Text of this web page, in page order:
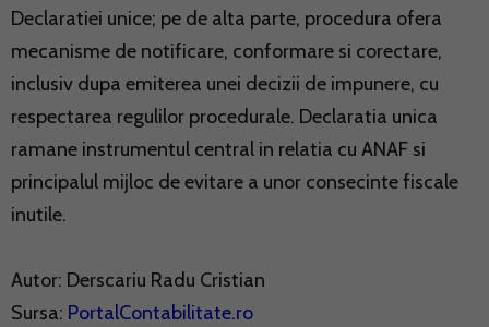
Declaratiei unice; pe de alta parte, procedura ofera
mecanisme de notificare, conformare si corectare,
inclusiv dupa emiterea unei decizii de impunere, cu
respectarea regulilor procedurale. Declaratia unica
ramane instrumentul central in relatia cu ANAF si
principalul mijloc de evitare a unor consecinte fiscale
inutile.
Autor: Derscariu Radu Cristian
Sursa: PortalContabilitate.ro